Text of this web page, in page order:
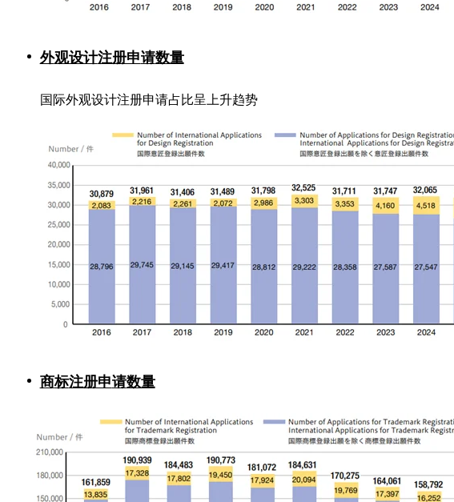
外观设计注册申请数量
国际外观设计注册申请占比呈上升趋势
商标注册申请数量